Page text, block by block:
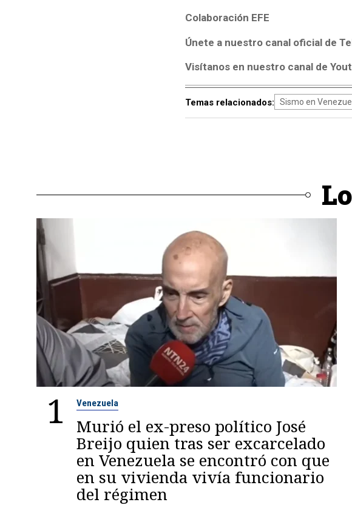
Colaboración EFE
Únete a nuestro canal oficial de
Visítanos en nuestro canal de
Temas relacionados: Sismo en
1 Venezuela
Murió el ex-preso político José
Breijo quien tras ser excarcelado
en Venezuela se encontró con que
en su vivienda vivía funcionario
del régimen